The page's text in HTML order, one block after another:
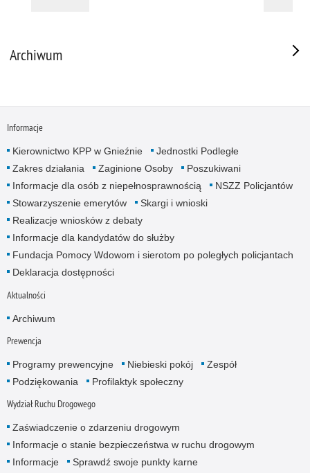
Archiwum
Informacje
Kierownictwo KPP w Gnieźnie
Jednostki Podległe
Zakres działania
Zaginione Osoby
Poszukiwani
Informacje dla osób z niepełnosprawnością
NSZZ Policjantów
Stowarzyszenie emerytów
Skargi i wnioski
Realizacje wniosków z debaty
Informacje dla kandydatów do służby
Fundacja Pomocy Wdowom i sierotom po poległych policjantach
Deklaracja dostępności
Aktualności
Archiwum
Prewencja
Programy prewencyjne Niebieski pokój
Zespół
Podziękowania
Profilaktyk społeczny
Wydział Ruchu Drogowego
Zaświadczenie o zdarzeniu drogowym
Informacje o stanie bezpieczeństwa w ruchu drogowym
Informacje
Sprawdź swoje punkty karne